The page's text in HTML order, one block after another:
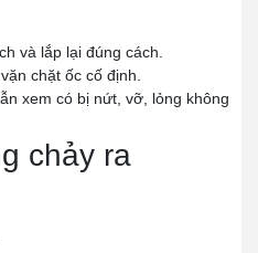
và lắp lại đúng cách.
chặt ốc cố định.
xem có bị nứt, vỡ, lỏng không
chảy ra